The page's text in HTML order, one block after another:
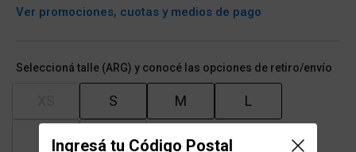
Ingresá tu Código Postal
Ver promociones, cuotas y medios de pago
Seleccioná talle (ARG) y conocé las opciones de retiro/envío
S M L
XL XXL